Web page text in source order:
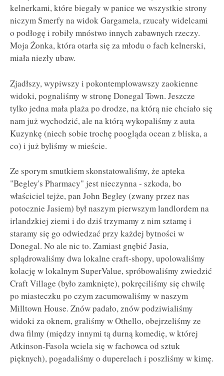
kelnerkami, które biegały w panice we wszystkie strony
niczym Smerfy na widok Gargamela, rzucały widelcami
o podłogę i robiły mnóstwo innych zabawnych rzeczy.
Moja Żonka, która otarła się za młodu o fach kelnerski,
miała niezły ubaw.
Zjadłszy, wypiwszy i pokontemplowawszy zaokienne
widoki, pognaliśmy w stronę Donegal Town. Jeszcze
tylko jedna mała plaża po drodze, na którą nie chciało się
nam już wychodzić, ale na którą wykopaliśmy z auta
Kuzynkę (niech sobie trochę poogląda ocean z bliska, a
co) i już byliśmy w mieście.
Ze sporym smutkiem skonstatowaliśmy, że apteka
"Begley's Pharmacy" jest nieczynna - szkoda, bo
właściciel tejże, pan John Begley (zwany przez nas
potocznie Jasiem) był naszym pierwszym landlordem na
irlandzkiej ziemi i do dziś trzymamy z nim sztamę i
staramy się go odwiedzać przy każdej bytności w
Donegal. No ale nic to. Zamiast gnębić Jasia,
splądrowaliśmy dwa lokalne craft-shopy, upolowaliśmy
kolację w lokalnym SuperValue, spróbowaliśmy zwiedzić
Craft Village (było zamknięte), pokręciliśmy się chwilę
po miasteczku po czym zacumowaliśmy w naszym
Milltown House. Znów padało, znów podziwialiśmy
widoki za oknem, graliśmy w Othello, obejrzeliśmy ze
dwa filmy (między innymi tą durną komedię, w której
Atkinson-Fasola wciela się w fachowca od sztuk
pięknych), pogadaliśmy o duperelach i poszliśmy w kimę.